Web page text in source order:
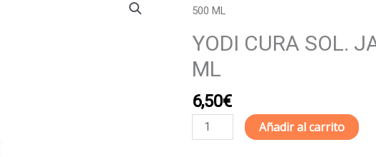
500 ML
YODI CURA SOL.
ML
6,50€
YODI
CURA
Añadir al carrito